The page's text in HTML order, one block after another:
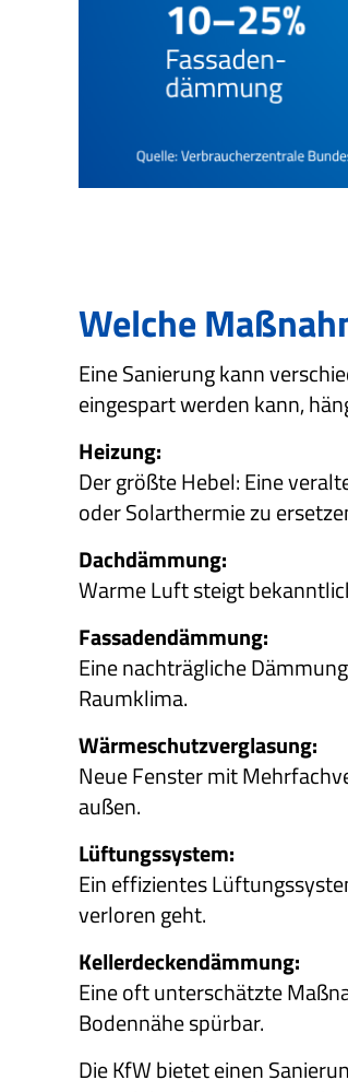
Welche
Eine Sanierung kann
eingespart werden kann,
Heizung:
Der größte Hebel: Eine
oder Solarthermie zu
Dachdämmung:
Warme Luft steigt
Fassadendämmung:
Eine nachträgliche
Raumklima.
Wärmeschutzverglasung:
Neue Fenster mit
außen.
Lüftungssystem:
Ein effizientes
verloren geht.
Kellerdeckendämmung:
Eine oft unterschätzte
Bodennähe spürbar.
Die KfW bietet einen